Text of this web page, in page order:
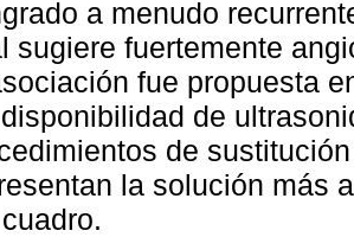
a menudo
sugiere fuertemente
fue propuesta
de
de
la solución más